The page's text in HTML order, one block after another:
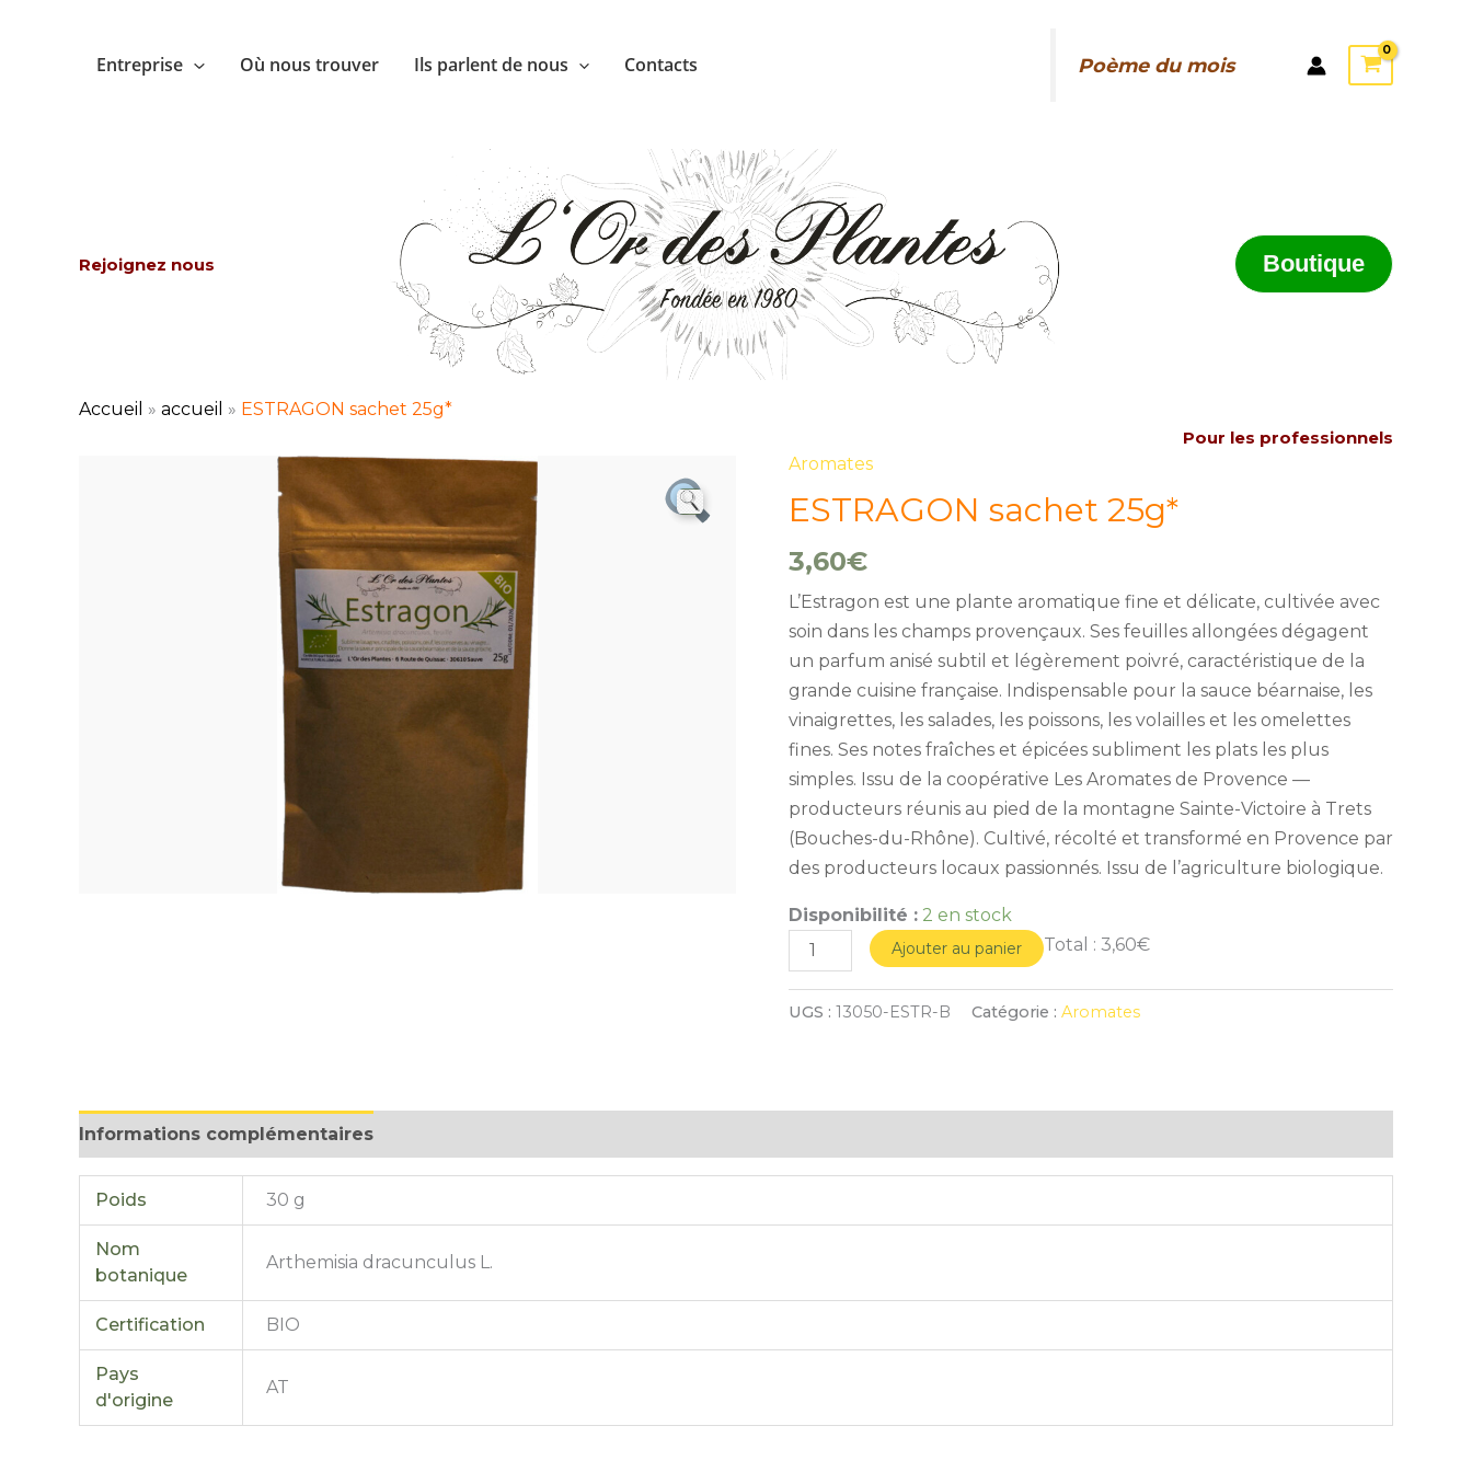
Entreprise Où nous trouver Ils parlent de nous Contacts Poème du mois
Rejoignez nous Boutique
Accueil » accueil » ESTRAGON sachet 25g*
Pour les professionnels
Aromates
ESTRAGON sachet 25g*
3,60€
L’Estragon est une plante aromatique fine et délicate, cultivée avec
soin dans les champs provençaux. Ses feuilles allongées dégagent
un parfum anisé subtil et légèrement poivré, caractéristique de la
grande cuisine française. Indispensable pour la sauce béarnaise, les
vinaigrettes, les salades, les poissons, les volailles et les omelettes
fines. Ses notes fraîches et épicées subliment les plats les plus
simples. Issu de la coopérative Les Aromates de Provence —
producteurs réunis au pied de la montagne Sainte-Victoire à Trets
(Bouches-du-Rhône). Cultivé, récolté et transformé en Provence par
des producteurs locaux passionnés. Issu de l’agriculture biologique.
Disponibilité : 2 en stock
quantité
de
ESTRAGON
sachet
Ajouter au panier Total :3,60€
UGS : 13050-ESTR-B Catégorie : Aromates
Informations complémentaires
Poids 30 g
Nom
botanique
Arthemisia dracunculus L.
Certification BIO
Pays
d'origine
AT